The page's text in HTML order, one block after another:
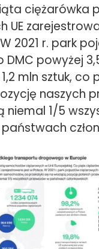
ciężarówka
UE
2021 r. park
powyżej
mln sztuk, co
naszych
niemal 1/5